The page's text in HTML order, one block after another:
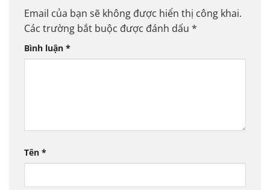
Email của bạn sẽ không được hiển thị công khai.
Các trường bắt buộc được đánh dấu *
Bình luận *
Tên *